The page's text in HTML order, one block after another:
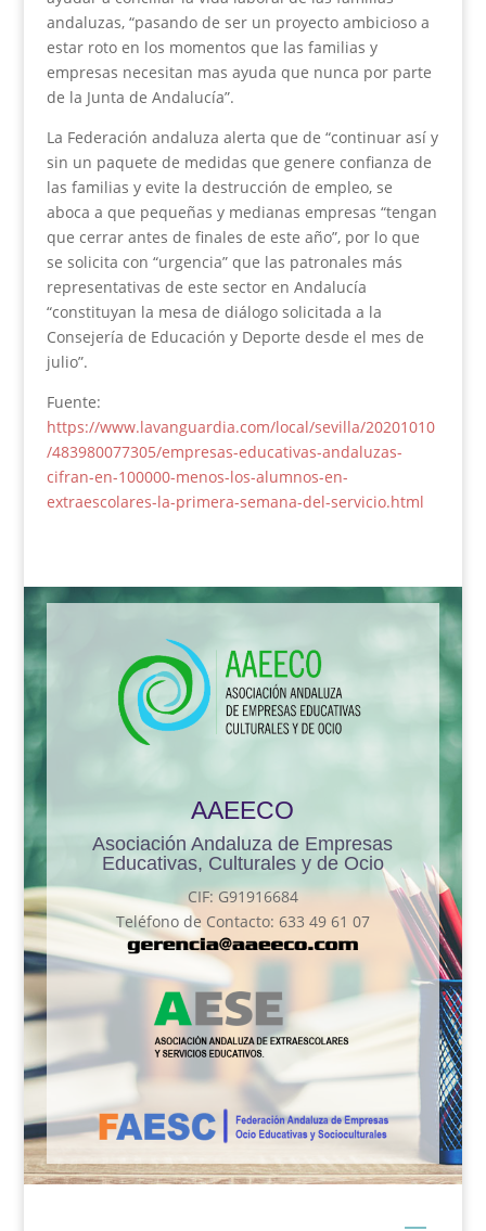
andaluzas, “pasando de ser un proyecto ambicioso a
estar roto en los momentos que las familias y
empresas necesitan mas ayuda que nunca por parte
de la Junta de Andalucía”.
La Federación andaluza alerta que de “continuar así y
sin un paquete de medidas que genere confianza de
las familias y evite la destrucción de empleo, se
aboca a que pequeñas y medianas empresas “tengan
que cerrar antes de finales de este año”, por lo que
se solicita con “urgencia” que las patronales más
representativas de este sector en Andalucía
“constituyan la mesa de diálogo solicitada a la
Consejería de Educación y Deporte desde el mes de
julio”.
Fuente:
https://www.lavanguardia.com/local/sevilla/20201010
/483980077305/empresas-educativas-andaluzas-
cifran-en-100000-menos-los-alumnos-en-
extraescolares-la-primera-semana-del-servicio.html
AAEECO
Asociación Andaluza de Empresas
Educativas, Culturales y de Ocio
CIF: G91916684
Teléfono de Contacto: 633 49 61 07